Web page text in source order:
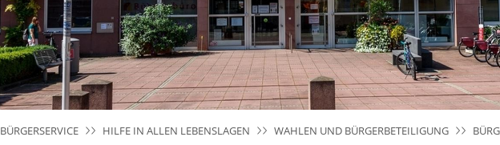
BÜRGERSERVICE HILFE IN ALLEN LEBENSLAGEN WAHLEN UND BÜRGERBETEILIGUNG